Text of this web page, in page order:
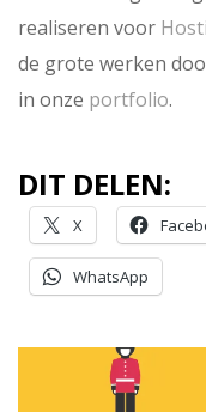
realiseren voor
de grote werken
in onze portfolio.
DIT DELEN:
X
WhatsApp